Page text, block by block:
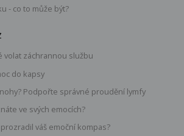
- co to může být?
volat záchrannou službu
do kapsy
Podpořte správné proudění lymfy
ve svých emocích?
váš emoční kompas?